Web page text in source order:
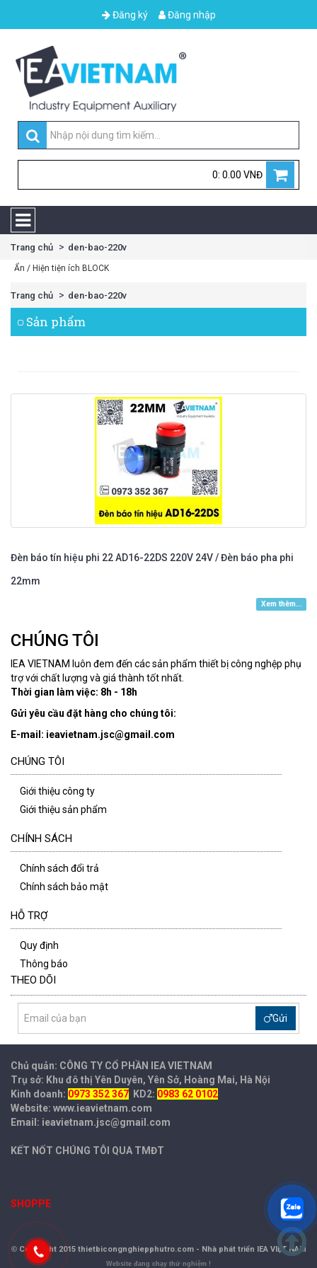
Đăng ký Đăng nhập
0: 0.00 VNĐ
Trang chủ den-bao-220v
Ẩn / Hiện tiện ích BLOCK
Trang chủ den-bao-220v
Sản phẩm
Đèn báo tín hiệu phi 22 AD16-22DS 220V 24V / Đèn báo pha phi
22mm
Xem thêm...
CHÚNG TÔI
IEA VIETNAM luôn đem đến các sản phẩm thiết bị công nghệp phụ
trợ với chất lượng và giá thành tốt nhất.
Thời gian làm việc: 8h - 18h
Gửi yêu cầu đặt hàng cho chúng tôi:
E-mail: ieavietnam.jsc@gmail.com
CHÚNG TÔI
Giới thiệu công ty
Giới thiệu sản phẩm
CHÍNH SÁCH
Chính sách đổi trả
Chính sách bảo mật
HỖ TRỢ
Quy định
Thông báo
THEO DÕI
Gửi
Chủ quản: CÔNG TY CỔ PHẦN IEAVIETNAM
Trụ sở: Khu đô thị Yên Duyên, Yên Sở, Hoàng Mai, Hà Nội
Kinh doanh: 0973 352 367 KD2: 0983 62 0102
Website: www.ieavietnam.com
Email: ieavietnam.jsc@gmail.com
KẾT NỐT CHÚNG TÔI QUA TMĐT
SHOPPE
© Copyright 2015 thietbicongnghiepphutro.com - Nhà phát triển IEA VIỆT NAM
Website đang chạy thử nghiệm !